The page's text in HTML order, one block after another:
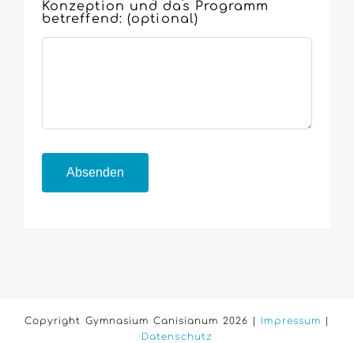
Konzeption und das Programm
betreffend: (optional)
Absenden
Copyright Gymnasium Canisianum 2026 | Impressum |
Datenschutz